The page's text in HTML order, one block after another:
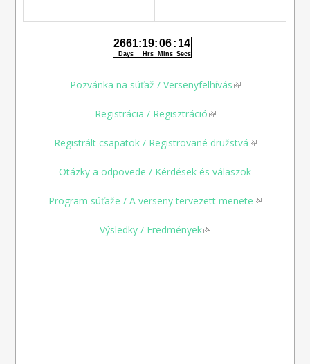
Pozvánka na súťaž / Versenyfelhívás(link is external)
Registrácia / Regisztráció(link is external)
Registrált csapatok / Registrované družstvá
Otázky a odpovede / Kérdések és válaszok
Program súťaže / A verseny tervezett menete
Výsledky / Eredmények(link is external)